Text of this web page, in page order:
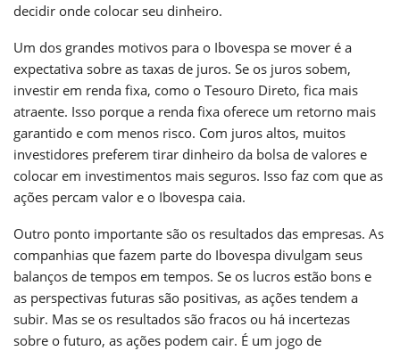
decidir onde colocar seu dinheiro.
Um dos grandes motivos para o Ibovespa se mover é a
expectativa sobre as taxas de juros. Se os juros sobem,
investir em renda fixa, como o Tesouro Direto, fica mais
atraente. Isso porque a renda fixa oferece um retorno mais
garantido e com menos risco. Com juros altos, muitos
investidores preferem tirar dinheiro da bolsa de valores e
colocar em investimentos mais seguros. Isso faz com que as
ações percam valor e o Ibovespa caia.
Outro ponto importante são os resultados das empresas. As
companhias que fazem parte do Ibovespa divulgam seus
balanços de tempos em tempos. Se os lucros estão bons e
as perspectivas futuras são positivas, as ações tendem a
subir. Mas se os resultados são fracos ou há incertezas
sobre o futuro, as ações podem cair. É um jogo de